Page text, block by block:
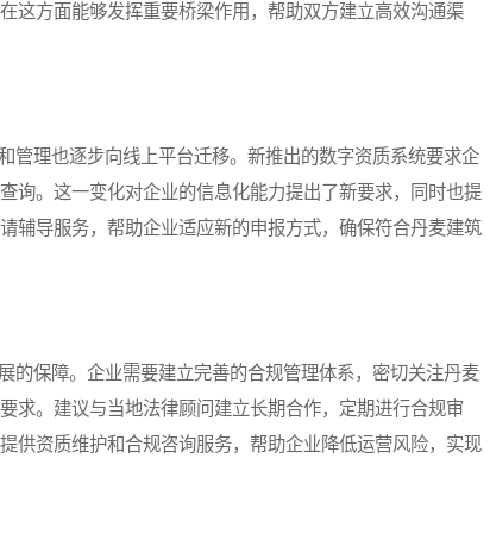
这方面能够发挥重要桥梁作用，帮助双方建立高效沟通渠
理也逐步向线上平台迁移。新推出的数字资质系统要求企
询。这一变化对企业的信息化能力提出了新要求，同时也提
辅导服务，帮助企业适应新的申报方式，确保符合丹麦建筑
保障。企业需要建立完善的合规管理体系，密切关注丹麦
求。建议与当地法律顾问建立长期合作，定期进行合规审
供资质维护和合规咨询服务，帮助企业降低运营风险，实现